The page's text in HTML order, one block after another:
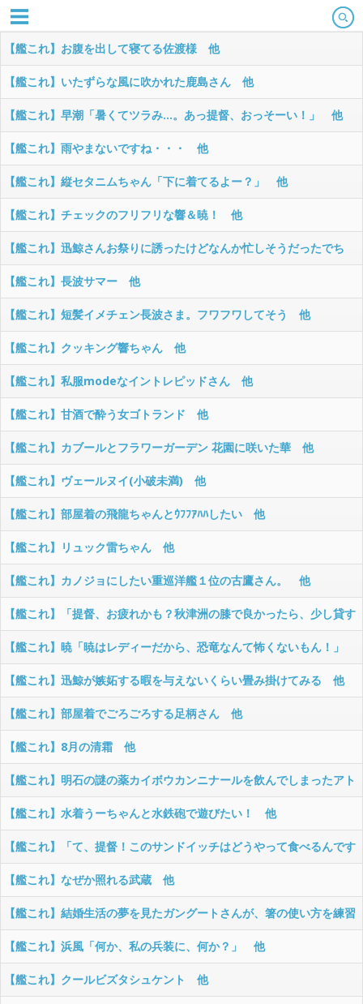
【艦これ】お腹を出して寝てる佐渡様 他
【艦これ】いたずらな風に吹かれた鹿島さん 他
【艦これ】早潮「暑くてツラみ…。あっ提督、おっそーい！」 他
【艦これ】雨やまないですね・・・ 他
【艦これ】縦セタニムちゃん「下に着てるよー？」 他
【艦これ】チェックのフリフリな響＆暁！ 他
【艦これ】迅鯨さんお祭りに誘ったけどなんか忙しそうだったでち
他【艦これ】長波サマー 他
【艦これ】短髪イメチェン長波さま。フワフワしてそう 他
【艦これ】クッキング響ちゃん 他
【艦これ】私服modeなイントレピッドさん 他
【艦これ】甘酒で酔う女ゴトランド 他
【艦これ】カブールとフラワーガーデン 花園に咲いた華 他
【艦これ】ヴェールヌイ(小破未満) 他
【艦これ】部屋着の飛龍ちゃんとｳﾌﾌｱﾊﾊしたい 他
【艦これ】リュック雷ちゃん 他
【艦これ】カノジョにしたい重巡洋艦１位の古鷹さん。 他
【艦これ】「提督、お疲れかも？秋津洲の膝で良かったら、少し貸す
かも！」 他
【艦これ】暁「暁はレディーだから、恐竜なんて怖くないもん！」
提督「ほほう・・・」【SS】
【艦これ】迅鯨が嫉妬する暇を与えないくらい畳み掛けてみる 他
【艦これ】部屋着でごろごろする足柄さん 他
【艦これ】8月の清霜 他
【艦これ】明石の謎の薬カイボウカンニナールを飲んでしまったアト
ランタ 他
【艦これ】水着うーちゃんと水鉄砲で遊びたい！ 他
【艦これ】「て、提督！このサンドイッチはどうやって食べるんです
の？！」 熊野さん。このタイプのサンドイッチは初めて食べるみたい
です。 他
【艦これ】なぜか照れる武蔵 他
【艦これ】結婚生活の夢を見たガングートさんが、箸の使い方を練習
し始める漫画 他
【艦これ】浜風「何か、私の兵装に、何か？」 他
【艦これ】クールビズタシュケント 他